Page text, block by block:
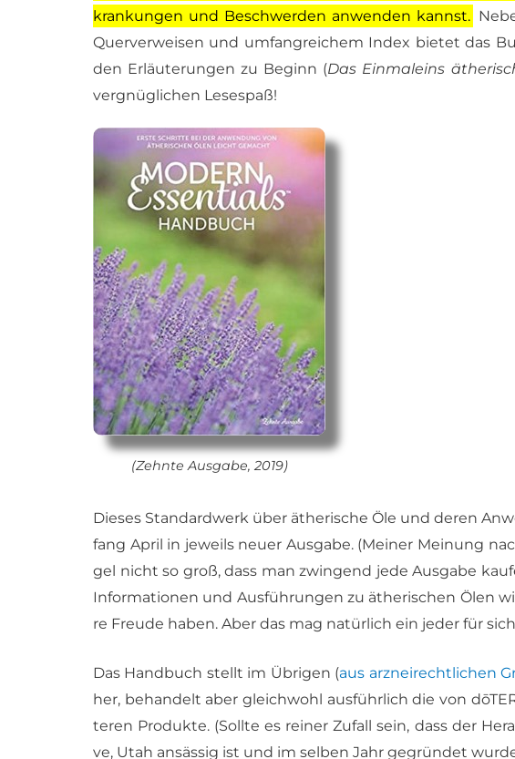
kran­kun­gen und Be­schwer­den an­wen­den kannst.
Quer­ver­wei­sen und um­fang­rei­chem In­dex bie­tet das
den Er­läu­te­run­gen zu Be­ginn (Das Ein­mal­eins
ver­gnüg­li­chen Le­se­spaß!
(Zehn­te Aus­ga­be, 2019)
Die­ses Stan­dard­werk über äthe­ri­sche Öle und de­ren
fang April in je­weils neu­er Aus­ga­be. (Mei­ner Mei­nung
gel nicht so groß, dass man zwin­gend je­de Aus­ga­be
In­for­ma­tio­nen und Aus­füh­run­gen zu äthe­ri­schen Ölen
re Freu­de ha­ben. Aber das mag na­tür­lich ein je­der für
Das Hand­buch stellt im Üb­ri­gen (aus arz­nei­recht­li­chen
her, be­han­delt aber gleich­wohl aus­führ­lich die von
te­ren Pro­duk­te. (Soll­te es rei­ner Zu­fall sein, dass der
ve, Utah an­säs­sig ist und im sel­ben Jahr ge­grün­det wur­de